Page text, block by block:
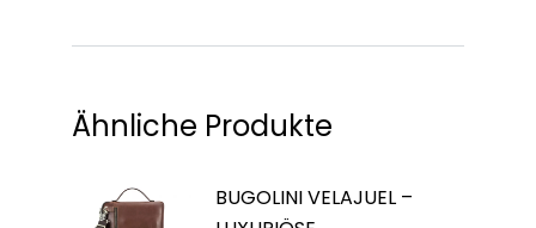
Ähnliche Produkte
BUGOLINI VELAJUEL –